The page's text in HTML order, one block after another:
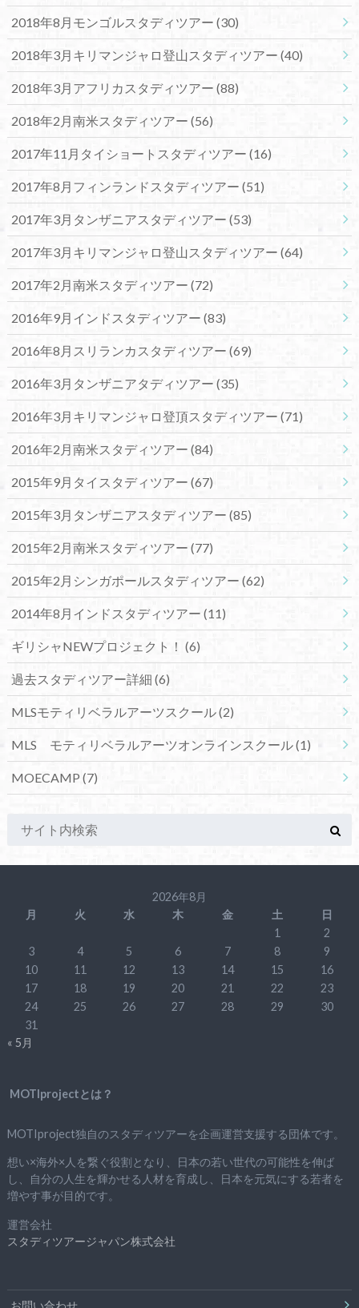
2018年8月モンゴルスタディツアー (30)
2018年3月キリマンジャロ登山スタディツアー (40)
2018年3月アフリカスタディツアー (88)
2018年2月南米スタディツアー (56)
2017年11月タイショートスタディツアー (16)
2017年8月フィンランドスタディツアー (51)
2017年3月タンザニアスタディツアー (53)
2017年3月キリマンジャロ登山スタディツアー (64)
2017年2月南米スタディツアー (72)
2016年9月インドスタディツアー (83)
2016年8月スリランカスタディツアー (69)
2016年3月タンザニアタディツアー (35)
2016年3月キリマンジャロ登頂スタディツアー (71)
2016年2月南米スタディツアー (84)
2015年9月タイスタディツアー (67)
2015年3月タンザニアスタディツアー (85)
2015年2月南米スタディツアー (77)
2015年2月シンガポールスタディツアー (62)
2014年8月インドスタディツアー (11)
ギリシャNEWプロジェクト！ (6)
過去スタディツアー詳細 (6)
MLSモティリベラルアーツスクール(2)
MLS モティリベラルアーツオンラインスクール(1)
MOECAMP (7)
2026年8月
月
火 水 木 金 土
日
1
2
3
4 5 6 7 8
9
10
11 12 13 14 15
16
17
18 19 20 21 22
23
24
25 26 27 28 29
30
31
« 5月
MOTIprojectとは？
MOTIproject独自のスタディツアーを企画運営支援する団体です。
想い×海外×人を繋ぐ役割となり、日本の若い世代の可能性を伸ば
し、自分の人生を輝かせる人材を育成し、日本を元気にする若者を
増やす事が目的です。
運営会社
スタディツアージャパン株式会社
お問い合わせ